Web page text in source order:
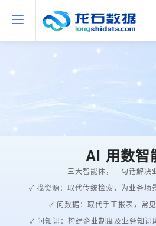
AI 用数智
三大智能体，一句话解决
✓ 找资源：取代传统检索，为业务场
✓ 问数据：取代手工报表，常
✓ 问知识：构建企业制度及业务知识